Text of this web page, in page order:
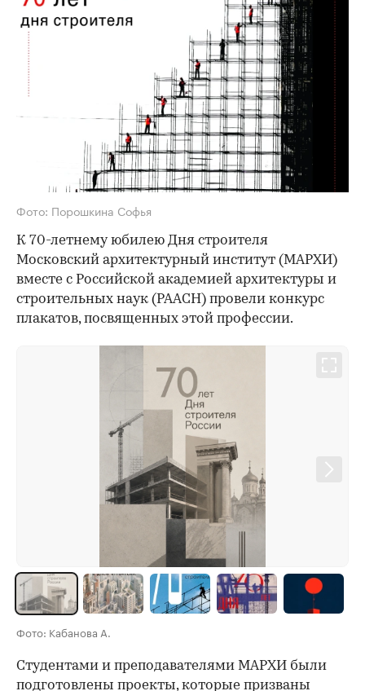
Фото: Порошкина Софья
К 70-летнему юбилею Дня строителя
Московский архитектурный институт (МАРХИ)
вместе с Российской академией архитектуры и
строительных наук (РААСН) провели конкурс
плакатов, посвященных этой профессии.
Фото: Кабанова А.
Студентами и преподавателями МАРХИ были
подготовлены проекты, которые призваны